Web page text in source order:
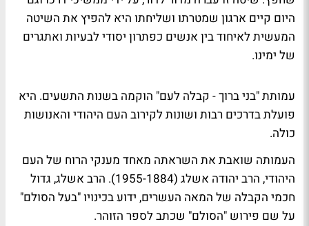
היום קיים ארגון שמטרתו ושליחתו היא להפיץ את השיטה
המעשית לאיחוד בין אנשים כפתרון יסודי לבעיות ואתגרים
של ימינו.
עמותת "בני ברוך - קבלה לעם" הוקמה בשנות התשעים. היא
פועלת בדרכים רבות ושונות לקירוב העם היהודי והאנושות
כולה.
העמותה שואבת את השראתה מאחד מענקי הרוח של העם
היהודי, הרב יהודה אשלג (1955-1884). הרב אשלג, גדול
חכמי הקבלה של המאה העשרים, ידוע בכינויו "בעל הסולם"
על שם פירוש "הסולם" שכתב לספר הזוהר.